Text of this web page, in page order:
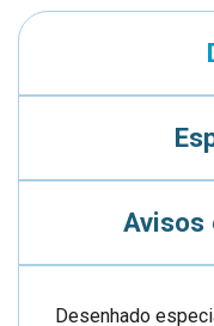
Avisos
Desenhado